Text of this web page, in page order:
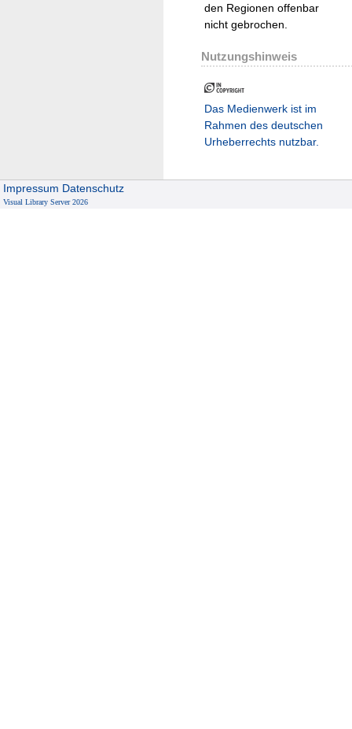
den Regionen offenbar
nicht gebrochen.
Nutzungshinweis
Das Medienwerk ist im
Rahmen des deutschen
Urheberrechts nutzbar.
Impressum Datenschutz
Visual Library Server 2026